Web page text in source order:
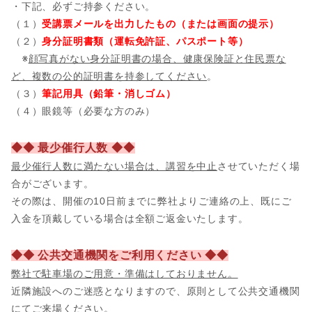
・下記、必ずご持参ください。
（１）受講票メールを出力したもの（または画面の提示）
（２）身分証明書類（運転免許証、パスポート等）
※顔写真がない身分証明書の場合、健康保険証と住民票な
ど、複数の公的証明書を持参してください 。
（３）筆記用具（鉛筆・消しゴム）
（４）眼鏡等（必要な方のみ）
◆◆ 最少催行人数 ◆◆
最少催行人数に満たない場合は、講習を中止 させていただく場
合がございます。
その際は、開催の10日前までに弊社よりご連絡の上、既にご
入金を頂戴している場合は全額ご返金いたします。
◆◆ 公共交通機関をご利用ください ◆◆
弊社で駐車場のご用意・準備はしておりません。
近隣施設へのご迷惑となりますので、原則として公共交通機関
にてご来場ください。